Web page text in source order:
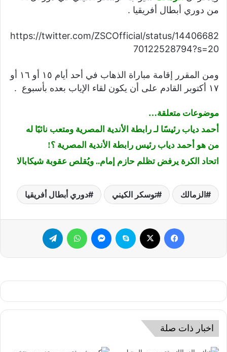
من دوري أبطال أفريقيا .
https://twitter.com/ZSCOfficial/status/14406682
70122528794?s=20
ومن المقرر إقامة مباراة الذهاب في أحد أيام ١٥ أو ١٦ أو
١٧ أكتوبر القادم على أن يكون لقاء الإياب بعده بأسبوع .
موضوعات متعلقة…
أحمد دياب رئيسًا لـ رابطة الأندية المصرية ومتعب نائبًا له
من هو أحمد دياب رئيس رابطة الأندية المصرية ؟!
اتحاد الكرة يرفض تظلم حازم إمام.. ويُقلص عقوبة شيكابالا
الزمالك توسكر الكيني دوري أبطال أفريقيا
فيسبوك سكايب ماسنجر واتساب
اخبار ذات صلة